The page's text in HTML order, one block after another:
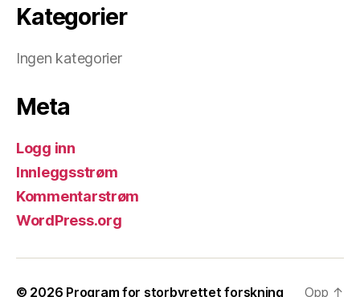
Kategorier
Ingen kategorier
Meta
Logg inn
Innleggsstrøm
Kommentarstrøm
WordPress.org
© 2026 Program for storbyrettet forskning Opp ↑